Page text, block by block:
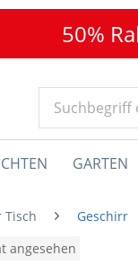
50%
GARTEN
Tisch
Geschirr
angesehen